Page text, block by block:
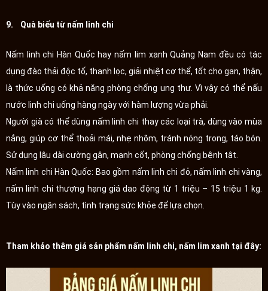
9. Quà biếu từ nấm linh chi
Nấm linh chi Hàn Quốc hay nấm lim xanh Quảng Nam đều có tác
dụng đào thải độc tố, thanh lọc, giải nhiệt cơ thể, tốt cho gan, thận,
là thức uống có khả năng phòng chống ung thư. Vì vậy có thể nấu
nước linh chi uống hàng ngày với hàm lượng vừa phải.
Người già có thể dùng nấm linh chi thay các loại trà, dùng vào mùa
nắng, giúp cơ thể thoải mái, nhẹ nhõm, tránh nóng trong, táo bón.
Sử dụng lâu dài cường gân, mạnh cốt, phòng chống bệnh tật.
Nấm linh chi Hàn Quốc: Bao gồm nấm linh chi đỏ, nấm linh chi vàng,
nấm linh chi thượng hạng giá dao động từ 1 triệu – 15 triệu 1 kg.
Tùy vào ngân sách, tình trạng sức khỏe để lựa chọn.
Tham khảo thêm giá sản phẩm nấm linh chi, nấm lim xanh tại đây: